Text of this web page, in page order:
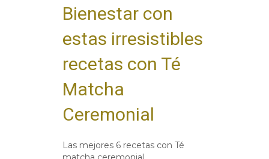
Bienestar con
estas irresistibles
recetas con Té
Matcha
Ceremonial
Las mejores 6 recetas con Té